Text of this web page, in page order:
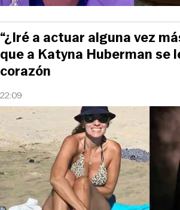
22:09
“¿Iré a actuar alguna vez
que a Katyna Huberman se
corazón